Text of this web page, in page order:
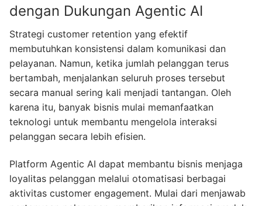
dengan Dukungan Agentic AI
Strategi customer retention yang efektif
membutuhkan konsistensi dalam komunikasi dan
pelayanan. Namun, ketika jumlah pelanggan terus
bertambah, menjalankan seluruh proses tersebut
secara manual sering kali menjadi tantangan. Oleh
karena itu, banyak bisnis mulai memanfaatkan
teknologi untuk membantu mengelola interaksi
pelanggan secara lebih efisien.
Platform Agentic AI dapat membantu bisnis menjaga
loyalitas pelanggan melalui otomatisasi berbagai
aktivitas customer engagement. Mulai dari menjawab